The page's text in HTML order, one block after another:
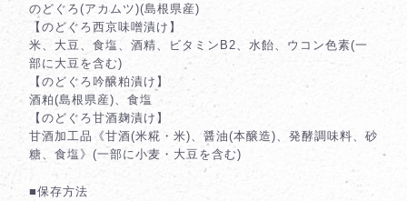
のどぐろ(アカムツ)(島根県産)
【のどぐろ西京味噌漬け】
米、大豆、食塩、酒精、ビタミンB2、水飴、ウコン色素(一
部に大豆を含む)
【のどぐろ吟醸粕漬け】
酒粕(島根県産)、食塩
【のどぐろ甘酒麹漬け】
甘酒加工品《甘酒(米糀・米)、醤油(本醸造)、発酵調味料、砂
糖、食塩》(一部に小麦・大豆を含む)
■保存方法